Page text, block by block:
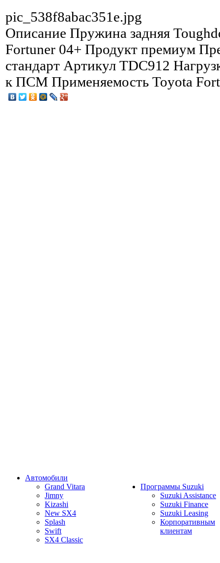
pic_538f8abac351e.jpg
Описание Пружина задняя
Fortuner 04+ Продукт премиум
стандарт Артикул TDC912
к ПСМ Применяемость Toyota
Автомобили
Grand Vitara
Jimny
Kizashi
New SX4
Splash
Swift
SX4 Classic
Программы Suzuki
Suzuki Assistance
Suzuki Finance
Suzuki Leasing
Корпоративным
клиентам